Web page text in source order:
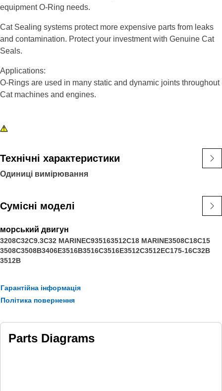
equipment O-Ring needs.
Cat Sealing systems protect more expensive parts from leaks
and contamination. Protect your investment with Genuine Cat
Seals.
Applications:
O-Rings are used in many static and dynamic joints throughout
Cat machines and engines.
Технічні характеристики
Одиниці вимірювання
Сумісні моделі
морський двигун
3208C32C9.3C32 MARINEC935163512C18 MARINE3508C18C15
3508C3508B3406E3516B3516C3516E3512C3512EC175-16C32B
3512B
Гарантійна інформація
Політика повернення
Parts Diagrams